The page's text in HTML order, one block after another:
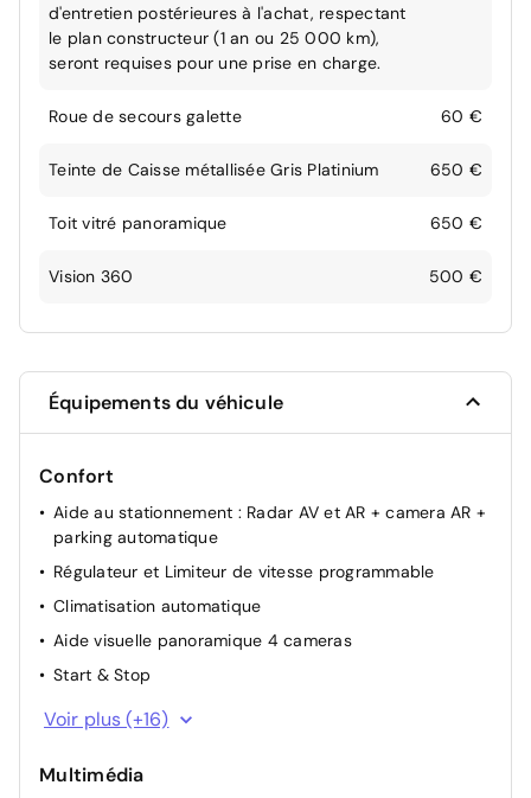
d'entretien postérieures à l'achat, respectant
le plan constructeur (1 an ou 25 000 km),
seront requises pour une prise en charge.
Roue de secours galette 60 €
Teinte de Caisse métallisée Gris Platinium 650 €
Toit vitré panoramique 650 €
Vision 360 500 €
Équipements du véhicule
Confort
Aide au stationnement : Radar AV et AR + camera AR +
parking automatique
Régulateur et Limiteur de vitesse programmable
Climatisation automatique
Aide visuelle panoramique 4 cameras
Start & Stop
Direction Assistée électrique
Accès et Démarrage Mains Libres
Voir plus (+16)
Multimédia